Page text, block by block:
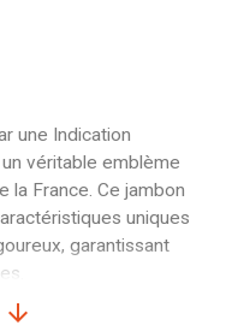
une Indication
véritable emblème
la France. Ce jambon
uniques
garantissant
est élaboré à partir de
arrow_downward